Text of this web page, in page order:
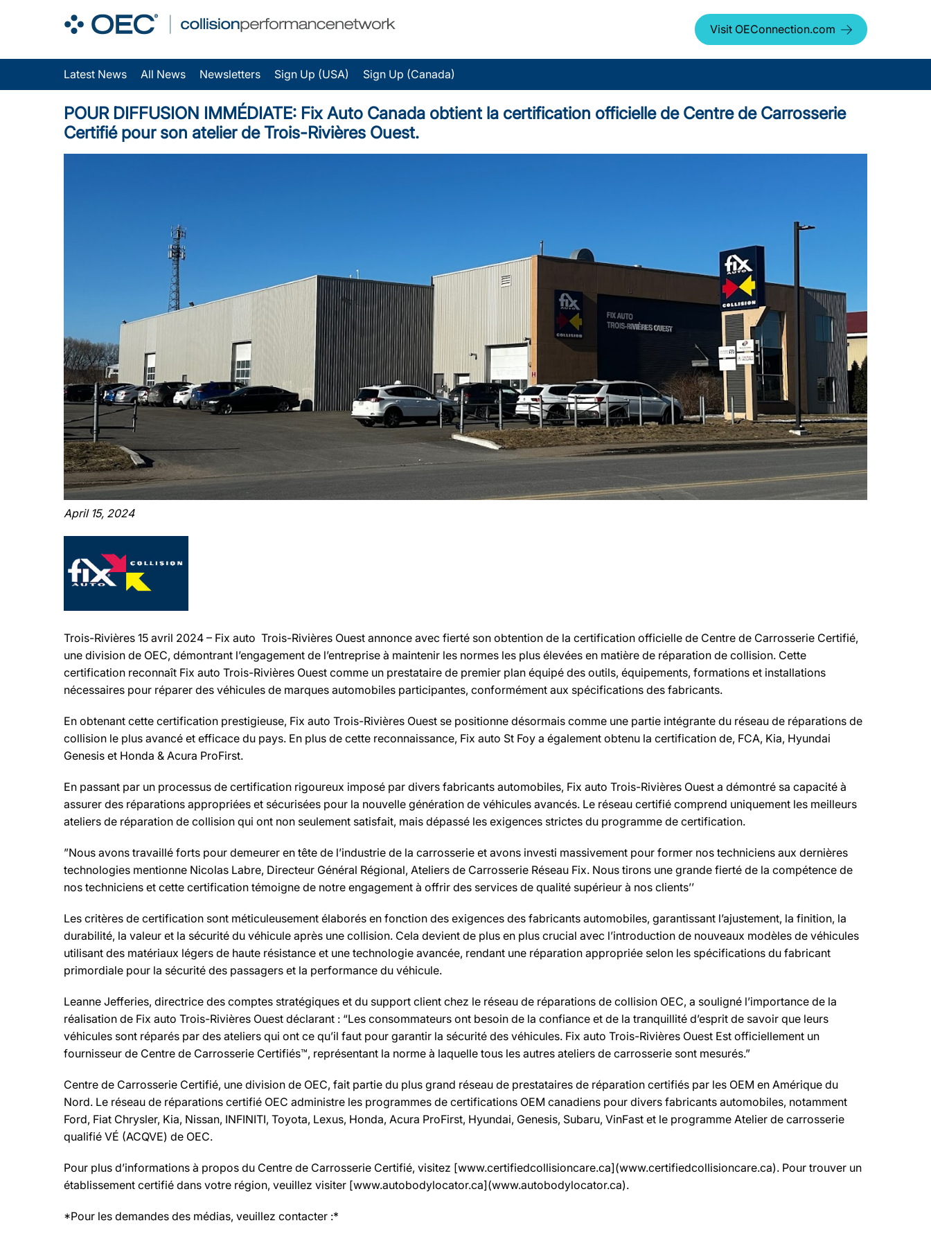
Visit OEConnection.com
Latest News All News Newsletters Sign Up (USA) Sign Up (Canada)
POUR DIFFUSION IMMÉDIATE: Fix Auto Canada obtient la certification officielle de Centre de Carrosserie
Certifié pour son atelier de Trois-Rivières Ouest.
April 15, 2024
Trois-Rivières 15 avril 2024 – Fix auto Trois-Rivières Ouest annonce avec fierté son obtention de la certification officielle de Centre de Carrosserie Certifié,
une division de OEC, démontrant l’engagement de l’entreprise à maintenir les normes les plus élevées en matière de réparation de collision. Cette
certification reconnaît Fix auto Trois-Rivières Ouest comme un prestataire de premier plan équipé des outils, équipements, formations et installations
nécessaires pour réparer des véhicules de marques automobiles participantes, conformément aux spécifications des fabricants.
En obtenant cette certification prestigieuse, Fix auto Trois-Rivières Ouest se positionne désormais comme une partie intégrante du réseau de réparations de
collision le plus avancé et efficace du pays. En plus de cette reconnaissance, Fix auto St Foy a également obtenu la certification de, FCA, Kia, Hyundai
Genesis et Honda & Acura ProFirst.
En passant par un processus de certification rigoureux imposé par divers fabricants automobiles, Fix auto Trois-Rivières Ouest a démontré sa capacité à
assurer des réparations appropriées et sécurisées pour la nouvelle génération de véhicules avancés. Le réseau certifié comprend uniquement les meilleurs
ateliers de réparation de collision qui ont non seulement satisfait, mais dépassé les exigences strictes du programme de certification.
”Nous avons travaillé forts pour demeurer en tête de l’industrie de la carrosserie et avons investi massivement pour former nos techniciens aux dernières
technologies mentionne Nicolas Labre, Directeur Général Régional, Ateliers de Carrosserie Réseau Fix. Nous tirons une grande fierté de la compétence de
nos techniciens et cette certification témoigne de notre engagement à offrir des services de qualité supérieur à nos clients’’
Les critères de certification sont méticuleusement élaborés en fonction des exigences des fabricants automobiles, garantissant l’ajustement, la finition, la
durabilité, la valeur et la sécurité du véhicule après une collision. Cela devient de plus en plus crucial avec l’introduction de nouveaux modèles de véhicules
utilisant des matériaux légers de haute résistance et une technologie avancée, rendant une réparation appropriée selon les spécifications du fabricant
primordiale pour la sécurité des passagers et la performance du véhicule.
Leanne Jefferies, directrice des comptes stratégiques et du support client chez le réseau de réparations de collision OEC, a souligné l’importance de la
réalisation de Fix auto Trois-Rivières Ouest déclarant : “Les consommateurs ont besoin de la confiance et de la tranquillité d’esprit de savoir que leurs
véhicules sont réparés par des ateliers qui ont ce qu’il faut pour garantir la sécurité des véhicules. Fix auto Trois-Rivières Ouest Est officiellement un
fournisseur de Centre de Carrosserie Certifiés™, représentant la norme à laquelle tous les autres ateliers de carrosserie sont mesurés.”
Centre de Carrosserie Certifié, une division de OEC, fait partie du plus grand réseau de prestataires de réparation certifiés par les OEM en Amérique du
Nord. Le réseau de réparations certifié OEC administre les programmes de certifications OEM canadiens pour divers fabricants automobiles, notamment
Ford, Fiat Chrysler, Kia, Nissan, INFINITI, Toyota, Lexus, Honda, Acura ProFirst, Hyundai, Genesis, Subaru, VinFast et le programme Atelier de carrosserie
qualifié VÉ (ACQVE) de OEC.
Pour plus d’informations à propos du Centre de Carrosserie Certifié, visitez [www.certifiedcollisioncare.ca](www.certifiedcollisioncare.ca). Pour trouver un
établissement certifié dans votre région, veuillez visiter [www.autobodylocator.ca](www.autobodylocator.ca).
*Pour les demandes des médias, veuillez contacter :*